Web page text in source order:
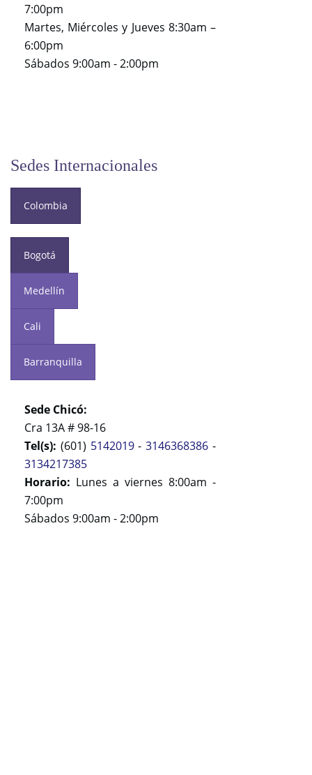
7:00pm
Martes, Miércoles y Jueves 8:30am –
6:00pm
Sábados 9:00am - 2:00pm
Sedes Internacionales
Colombia
Bogotá
Medellín
Cali
Barranquilla
Sede Chicó:
Cra 13A # 98-16
Tel(s): (601) 5142019-3146368386 -
3134217385
Horario: Lunes a viernes 8:00am -
7:00pm
Sábados 9:00am - 2:00pm